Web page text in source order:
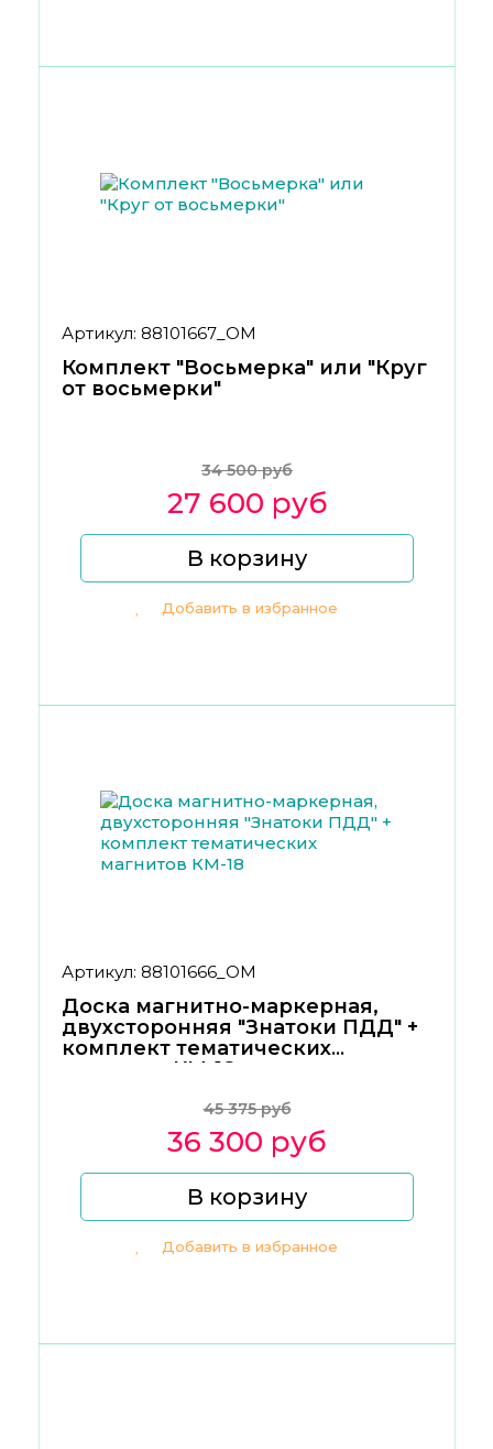
Артикул: 88101667_ОМ
Комплект "Восьмерка" или "Круг
от восьмерки"
34 500 руб
27 600 руб
В корзину
Добавить в избранное
Артикул: 88101666_ОМ
Доска магнитно-маркерная,
двухсторонняя "Знатоки ПДД" +
комплект тематических
магнитов КМ-18
45 375 руб
36 300 руб
В корзину
Добавить в избранное